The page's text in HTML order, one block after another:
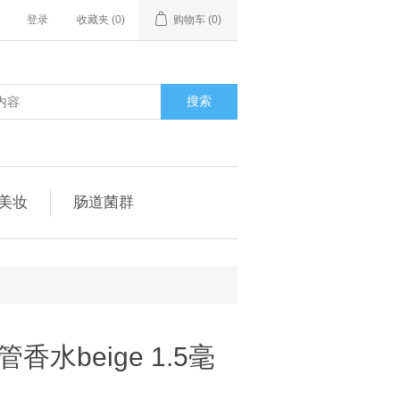
登录 收藏夹 (0) 购物车 (0)
搜索
妆 肠道菌群
香水beige 1.5毫